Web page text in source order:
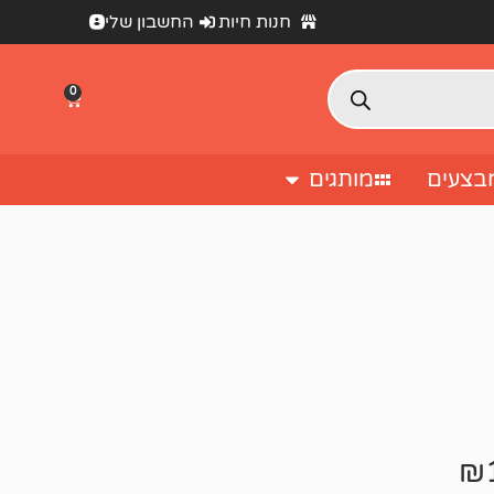
חנות חיות החשבון שלי
0
מותגים
₪